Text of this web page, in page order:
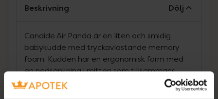
Beskrivning Dölj
Candide Air Panda är en liten och smidig
babykudde med tryckavlastande memory
foam. Kudden har en ergonomisk form med
en nedsänkning i mitten som tillsammans
med det formbara materialet minskar risken
för att barnet utvecklar skallasymmetri eller